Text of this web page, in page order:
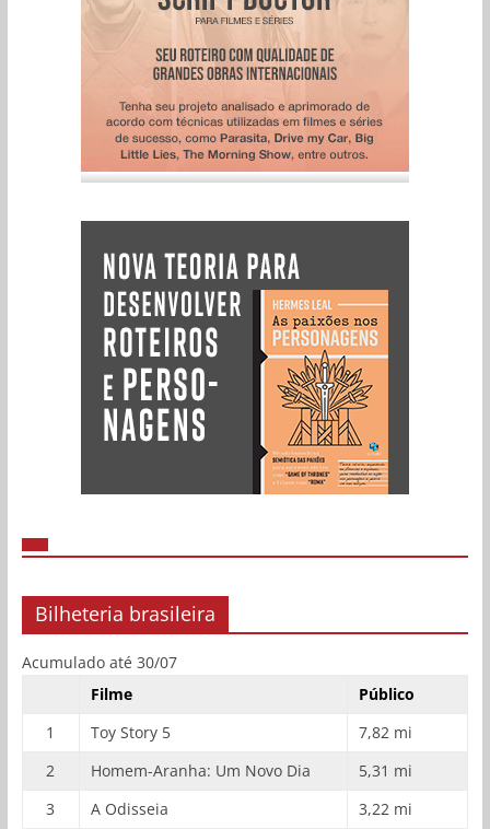
Bilheteria brasileira
Acumulado até 30/07
Filme
Público
1
Toy Story 5
7,82 mi
2
Homem-Aranha: Um Novo Dia
5,31 mi
3
A Odisseia
3,22 mi